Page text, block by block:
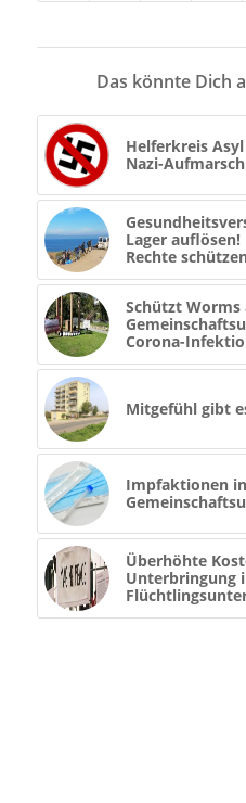
Das könnte Dich
Helferkreis
Nazi-
Lager
Rechte
Schützt
Corona-
Mitgefühl gibt
Impfaktionen
Überhöhte
Unterbringung